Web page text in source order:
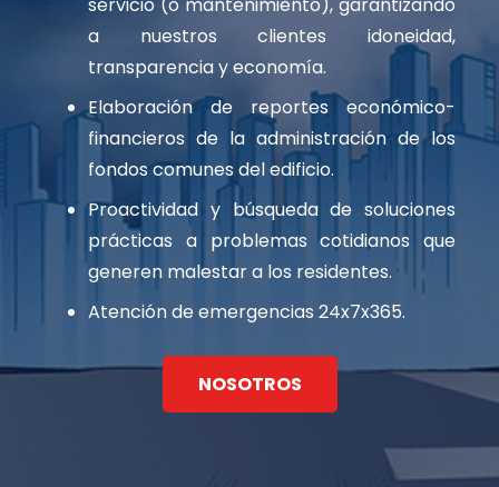
servicio (o mantenimiento), garantizando
a nuestros clientes idoneidad,
transparencia y economía.
Elaboración de reportes económico-
financieros de la administración de los
fondos comunes del edificio.
Proactividad y búsqueda de soluciones
prácticas a problemas cotidianos que
generen malestar a los residentes.
Atención de emergencias 24x7x365.
NOSOTROS